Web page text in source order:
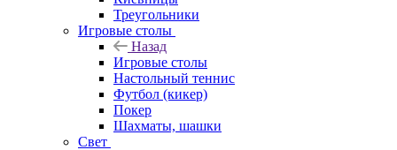
Треугольники
Игровые столы
Назад
Игровые столы
Настольный теннис
Футбол (кикер)
Покер
Шахматы, шашки
Свет